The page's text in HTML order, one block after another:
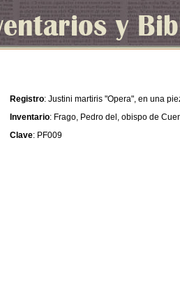
Registro: Justini martiris "Opera", en una
Inventario: Frago, Pedro del, obispo de
Clave: PF009